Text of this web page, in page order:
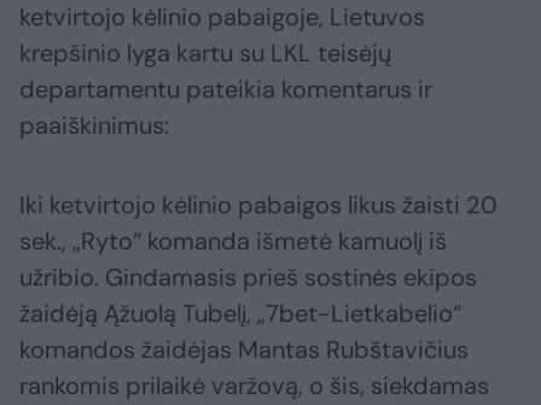
ketvirtojo kėlinio pabaigoje, Lietuvos
krepšinio lyga kartu su LKL teisėjų
departamentu pateikia komentarus ir
paaiškinimus:
Iki ketvirtojo kėlinio pabaigos likus žaisti 20
sek., „Ryto“ komanda išmetė kamuolį iš
užribio. Gindamasis prieš sostinės ekipos
žaidėją Ąžuolą Tubelį, „7bet-Lietkabelio“
komandos žaidėjas Mantas Rubštavičius
rankomis prilaikė varžovą, o šis, siekdamas